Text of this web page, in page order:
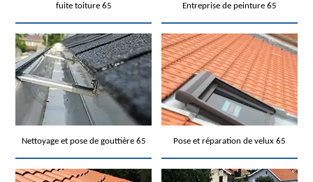
fuite toiture 65
Entreprise de peinture 65
Nettoyage et pose de gouttière 65 Pose et réparation de velux 65